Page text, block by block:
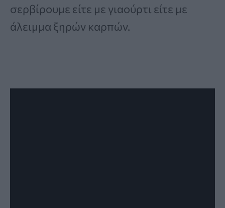
σερβίρουμε είτε με γιαούρτι είτε με
άλειμμα ξηρών καρπών.